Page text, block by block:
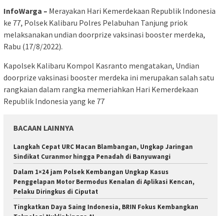
InfoWarga – Merayakan Hari Kemerdekaan Republik Indonesia
ke 77, Polsek Kalibaru Polres Pelabuhan Tanjung priok
melaksanakan undian doorprize vaksinasi booster merdeka,
Rabu (17/8/2022).
Kapolsek Kalibaru Kompol Kasranto mengatakan, Undian
doorprize vaksinasi booster merdeka ini merupakan salah satu
rangkaian dalam rangka memeriahkan Hari Kemerdekaan
Republik Indonesia yang ke 77
BACAAN LAINNYA
Langkah Cepat URC Macan Blambangan, Ungkap Jaringan
Sindikat Curanmor hingga Penadah di Banyuwangi
Dalam 1×24 jam Polsek Kembangan Ungkap Kasus
Penggelapan Motor Bermodus Kenalan di Aplikasi Kencan,
Pelaku Diringkus di Ciputat
Tingkatkan Daya Saing Indonesia, BRIN Fokus Kembangkan